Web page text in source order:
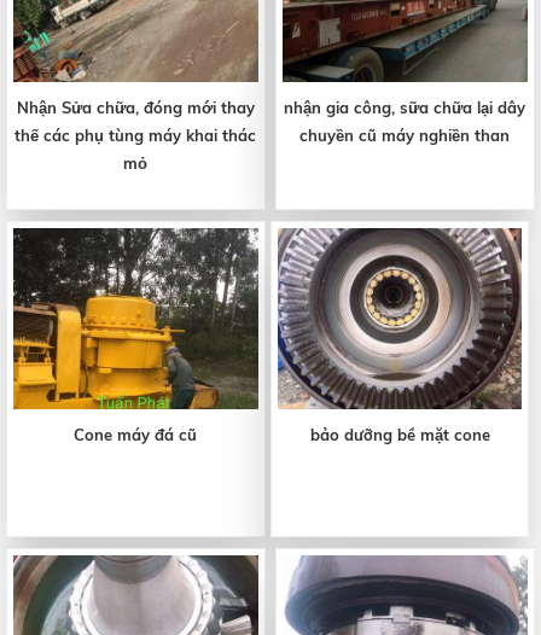
Nhận Sửa chữa, đóng mới thay
thế các phụ tùng máy khai thác
mỏ
nhận gia công, sữa chữa lại dây
chuyền cũ máy nghiền than
Cone máy đá cũ bảo dưỡng bề mặt cone